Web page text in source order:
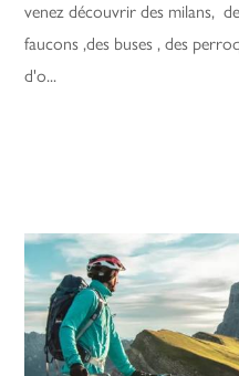
venez découvrir des milans,
faucons ,des buses , des
d'o...